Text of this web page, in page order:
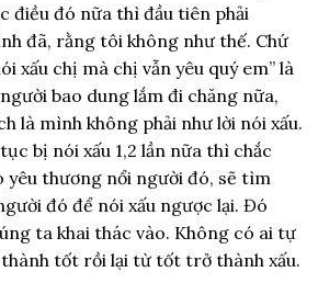
điều đó nữa thì đầu tiên phải
đã, rằng tôi không như thế. Chứ
xấu chị mà chị vẫn yêu quý em” là
bao dung lắm đi chăng nữa,
là mình không phải như lời nói xấu.
bị nói xấu 1,2 lần nữa thì chắc
yêu thương nổi người đó, sẽ tìm
đó để nói xấu ngược lại. Đó
ta khai thác vào. Không có ai tự
tốt rồi lại từ tốt trở thành xấu.